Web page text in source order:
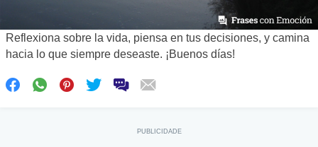
Reflexiona sobre la vida, piensa en tus decisiones, y camina
hacia lo que siempre deseaste. ¡Buenos días!